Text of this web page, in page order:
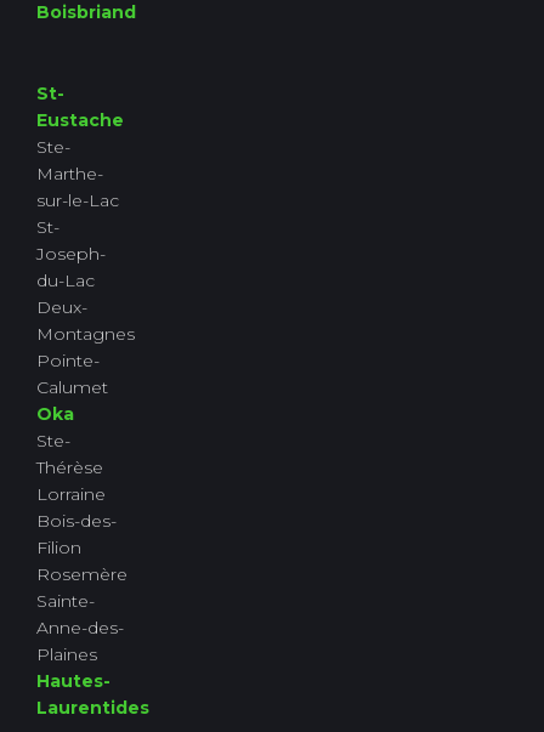
Boisbriand
St-
Eustache
Ste-
Marthe-
sur-le-Lac
St-
Joseph-
du-Lac
Deux-
Montagnes
Pointe-
Calumet
Oka
Ste-
Thérèse
Lorraine
Bois-des-
Filion
Rosemère
Sainte-
Anne-des-
Plaines
Hautes-
Laurentides